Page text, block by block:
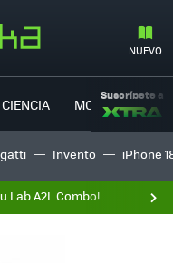
NUEVO
CIENCIA MOVILIDAD
Suscríbete a
Invento iPhone
Lab A2L Combo!